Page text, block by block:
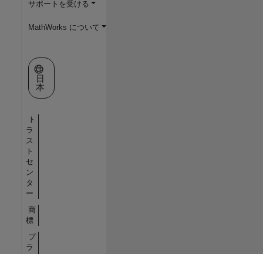
サポートを受ける
MathWorks について
Web サイトの選択
日
本
ト
ラ
ス
ト
セ
ン
タ
ー
商
標
プ
ラ